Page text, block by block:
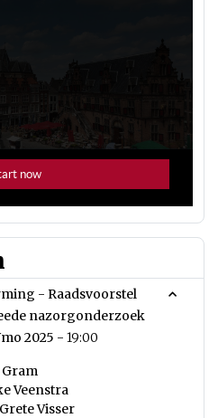
- Raadsvoorstel
nazorgonderzoek
2025 - 19:00
Veenstra
Visser